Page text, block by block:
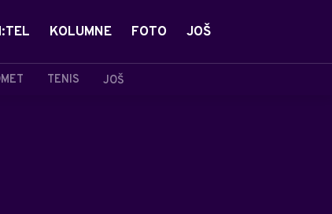
TENIS JOŠ
KOLUMNE FOTO JOŠ